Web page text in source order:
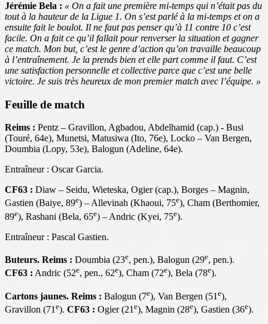
Jérémie Bela : « On a fait une première mi-temps qui n’était pas du
tout à la hauteur de la Ligue 1. On s’est parlé à la mi-temps et on a
ensuite fait le boulot. Il ne faut pas penser qu’à 11 contre 10 c’est
facile. On a fait ce qu’il fallait pour renverser la situation et gagner
ce match. Mon but, c’est le genre d’action qu’on travaille beaucoup
à l’entraînement. Je la prends bien et elle part comme il faut. C’est
une satisfaction personnelle et collective parce que c’est une belle
victoire. Je suis très heureux de mon premier match avec l’équipe. »
Feuille de match
Reims : Pentz – Gravillon, Agbadou, Abdelhamid (cap.) - Busi
(Touré, 64e), Munetsi, Matusiwa (Ito, 76e), Locko – Van Bergen,
Doumbia (Lopy, 53e), Balogun (Adeline, 64e).
Entraîneur : Oscar Garcia.
CF63 : Diaw – Seidu, Wieteska, Ogier (cap.), Borges – Magnin,
Gastien (Baiye, 89e) – Allevinah (Khaoui, 75e), Cham (Berthomier,
89e), Rashani (Bela, 65e) – Andric (Kyei, 75e).
Entraîneur : Pascal Gastien.
Buteurs. Reims : Doumbia (23e, pen.), Balogun (29e, pen.).
CF63 : Andric (52e, pen., 62e), Cham (72e), Bela (78e).
Cartons jaunes. Reims : Balogun (7e), Van Bergen (51 e),
Gravillon (71e). CF63 : Ogier (21e), Magnin (28e), Gastien (36e).